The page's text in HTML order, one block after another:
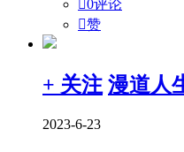
0评论
赞
+ 关注 漫道人
2023-6-23